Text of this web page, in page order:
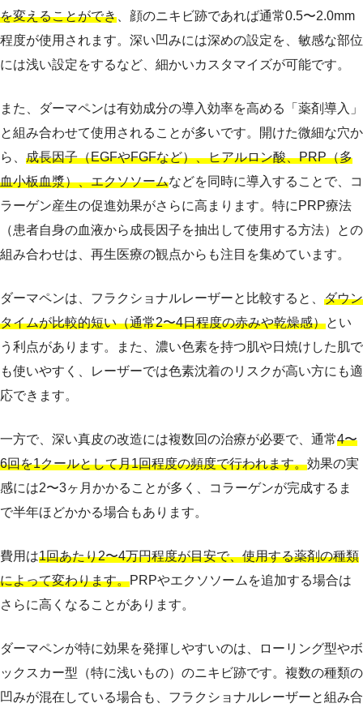
を変えることができ 、顔のニキビ跡であれば通常0.5〜2.0mm
程度が使用されます。深い凹みには深めの設定を、敏感な部位
には浅い設定をするなど、細かいカスタマイズが可能です。
また、ダーマペンは有効成分の導入効率を高める「薬剤導入」
と組み合わせて使用されることが多いです。開けた微細な穴か
ら、 成長因子（EGFやFGFなど）、ヒアルロン酸、PRP（多
血小板血漿）、エクソソームなどを同時に導入することで、コ
ラーゲン産生の促進効果がさらに高まります。特にPRP療法
（患者自身の血液から成長因子を抽出して使用する方法）との
組み合わせは、再生医療の観点からも注目を集めています。
ダーマペンは、フラクショナルレーザーと比較すると、 ダウン
タイムが比較的短い（通常2〜4日程度の赤みや乾燥感）とい
う利点があります。また、濃い色素を持つ肌や日焼けした肌で
も使いやすく、レーザーでは色素沈着のリスクが高い方にも適
応できます。
一方で、深い真皮の改造には複数回の治療が必要で、通常4〜
6回を1クールとして月1回程度の頻度で行われます。効果の実
感には2〜3ヶ月かかることが多く、コラーゲンが完成するま
で半年ほどかかる場合もあります。
費用は1回あたり2〜4万円程度が目安で、使用する薬剤の種類
によって変わります。PRPやエクソソームを追加する場合は
さらに高くなることがあります。
ダーマペンが特に効果を発揮しやすいのは、ローリング型やボ
ックスカー型（特に浅いもの）のニキビ跡です。複数の種類の
凹みが混在している場合も、フラクショナルレーザーと組み合